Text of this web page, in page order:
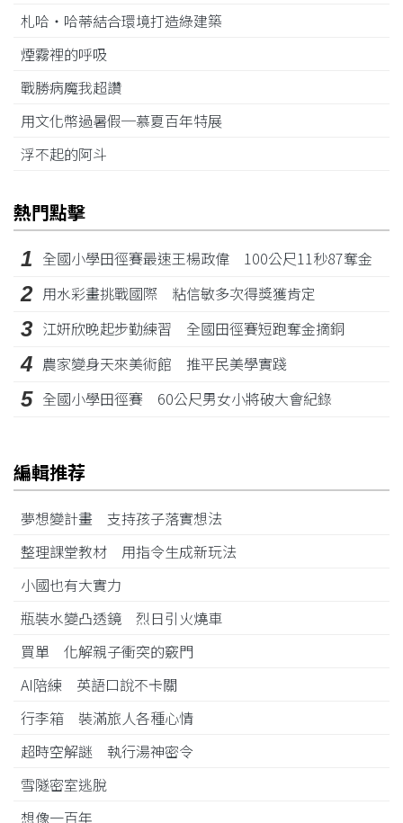
札哈‧哈蒂結合環境打造綠建築
煙霧裡的呼吸
戰勝病魔我超讚
用文化幣過暑假─慕夏百年特展
浮不起的阿斗
熱門點擊
1 全國小學田徑賽最速王楊政偉 100公尺11秒87奪金
2 用水彩畫挑戰國際 粘信敏多次得獎獲肯定
3 江姸欣晚起步勤練習 全國田徑賽短跑奪金摘銅
4 農家變身天來美術館 推平民美學實踐
5 全國小學田徑賽 60公尺男女小將破大會紀錄
編輯推荐
夢想變計畫 支持孩子落實想法
整理課堂教材 用指令生成新玩法
小國也有大實力
瓶裝水變凸透鏡 烈日引火燒車
買單 化解親子衝突的竅門
AI陪練 英語口說不卡關
行李箱 裝滿旅人各種心情
超時空解謎 執行湯神密令
雪隧密室逃脫
想像一百年